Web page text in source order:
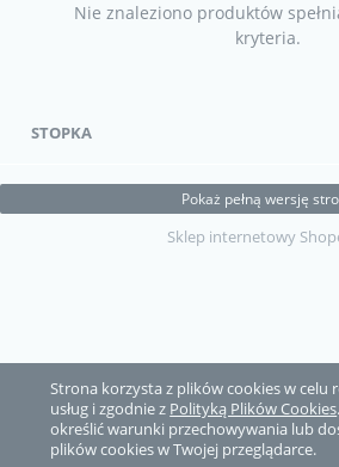
Strona korzysta z plików cookies w celu
usług i zgodnie z Polityką Plików Cookies
określić warunki przechowywania lub
plików cookies w Twojej przeglądarce.
Nie znaleziono produktów
kryteria.
STOPKA
Pokaż pełną wersję
Sklep internetowy